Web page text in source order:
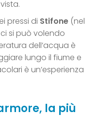
pressi di Stifone (nel
si può volendo
dell’acqua è
lungo il fiume e
è un’esperienza
la più